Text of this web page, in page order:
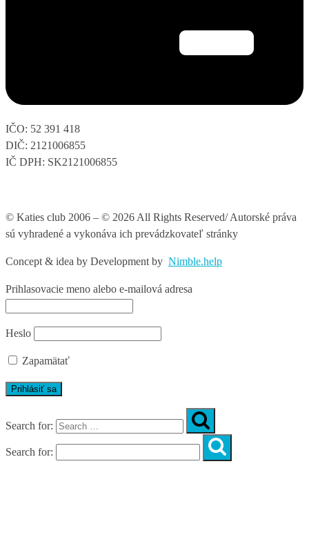
IČO: 52 391 418
DIČ: 2121006855
IČ DPH: SK2121006855
© Katies club 2006 – © 2026 All Rights Reserved/ Autorské práva
sú vyhradené a vykonáva ich prevádzkovateľ stránky
Concept & idea by Development by Nimble.help
Prihlasovacie meno alebo e-mailová adresa
Heslo
Zapamätať
Search for:
Search for: